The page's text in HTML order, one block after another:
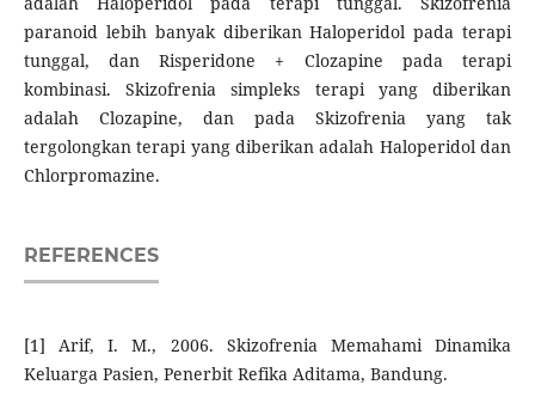
paranoid lebih banyak diberikan Haloperidol pada terapi
tunggal, dan Risperidone + Clozapine pada terapi
kombinasi. Skizofrenia simpleks terapi yang diberikan
adalah Clozapine, dan pada Skizofrenia yang tak
tergolongkan terapi yang diberikan adalah Haloperidol dan
Chlorpromazine.
REFERENCES
[1] Arif, I. M., 2006. Skizofrenia Memahami Dinamika
Keluarga Pasien, Penerbit Refika Aditama, Bandung.